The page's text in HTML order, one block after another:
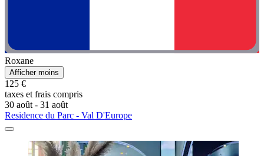
Roxane
Afficher moins
125 €
taxes et frais compris
30 août - 31 août
Residence du Parc - Val D'Europe